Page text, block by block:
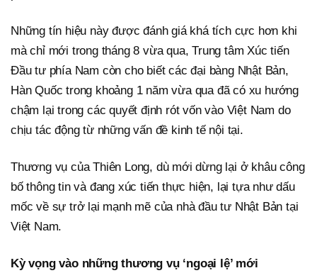
Những tín hiệu này được đánh giá khá tích cực hơn khi
mà chỉ mới trong tháng 8 vừa qua, Trung tâm Xúc tiến
Đầu tư phía Nam còn cho biết các đại bàng Nhật Bản,
Hàn Quốc trong khoảng 1 năm vừa qua đã có xu hướng
chậm lại trong các quyết định rót vốn vào Việt Nam do
chịu tác động từ những vấn đề kinh tế nội tại.
Thương vụ của Thiên Long, dù mới dừng lại ở khâu công
bố thông tin và đang xúc tiến thực hiện, lại tựa như dấu
mốc về sự trở lại mạnh mẽ của nhà đầu tư Nhật Bản tại
Việt Nam.
Kỳ vọng vào những thương vụ ‘ngoại lệ’ mới